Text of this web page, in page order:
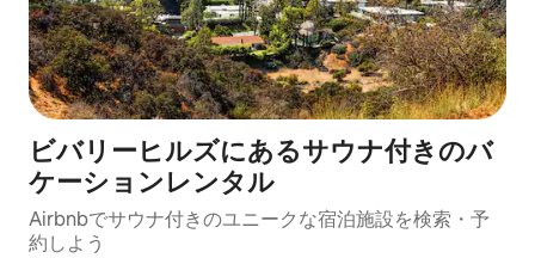
ビバリーヒルズにあるサウナ付きのバ
ケーションレンタル
Airbnbでサウナ付きのユニークな宿泊施設を検索・予
約しよう